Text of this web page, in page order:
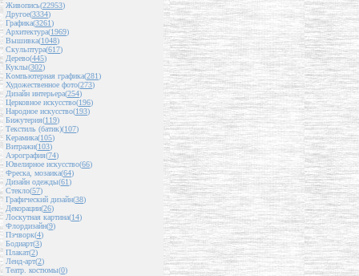
Живопись(22953)
Другое(3334)
Графика(3261)
Архитектура(1969)
Вышивка(1048)
Скульптура(617)
Дерево(445)
Куклы(302)
Компьютерная графика(281)
Художественное фото(273)
Дизайн интерьера(254)
Церковное искусство(196)
Народное искусство(193)
Бижутерия(119)
Текстиль (батик)(107)
Керамика(105)
Витражи(103)
Аэрография(74)
Ювелирное искусство(66)
Фреска, мозаика(64)
Дизайн одежды(61)
Стекло(57)
Графический дизайн(38)
Декорации(26)
Лоскутная картина(14)
Флордизайн(9)
Пэчворк(4)
Бодиарт(3)
Плакат(2)
Ленд-арт(2)
Театр. костюмы(0)